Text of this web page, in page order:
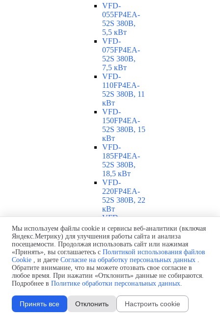
VFD-
055FP4EA-
52S 380В,
5,5 кВт
VFD-
075FP4EA-
52S 380В,
7,5 кВт
VFD-
110FP4EA-
52S 380В, 11
кВт
VFD-
150FP4EA-
52S 380В, 15
кВт
VFD-
185FP4EA-
52S 380В,
18,5 кВт
VFD-
220FP4EA-
52S 380В, 22
кВт
VFD-
300FP4EA-
52S 380В, 30
кВт
VFD-
370FP4EA-
52S 380В, 37
кВт
450FP4EA-
52S 380В, 45
Мы используем файлы cookie и сервисы веб-аналитики (включая
Яндекс.Метрику) для улучшения работы сайта и анализа
посещаемости. Продолжая использовать сайт или нажимая
«Принять», вы соглашаетесь с Политикой использования файлов
Cookie , и даете Согласие на обработку персональных данных .
Обратите внимание, что вы можете отозвать свое согласие в
любое время. При нажатии «Отклонить» данные не собираются.
Подробнее в Политике обработки персональных данных.
Принять все Отклонить Настроить cookie